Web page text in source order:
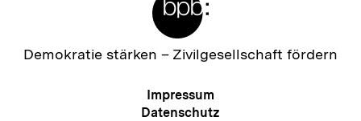
Zur
Demokratie stärken – Zivilgesellschaft fördern
Meta-
Navigation
Impressum
Datenschutz